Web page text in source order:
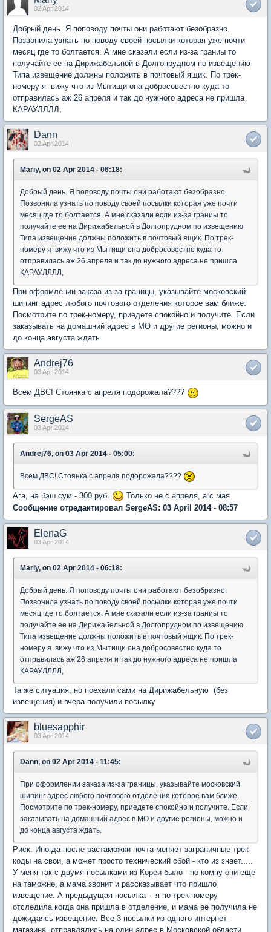
02 Apr 2014
Добрый день. Я поповоду почты они работают безобразно.
Позвонила узнать по поводу своей посылки которая уже почти
месяц где то болтается. А мне сказали если из-за граниы то
получайте ее на Дирижабельной в Долгопрудном по извещению
Типа извещение должны положить в почтовый ящик. По трек-
номеру я вижу что из Мытищи она добросовестно куда то
отправилась аж 26 апреля и так до нужного адреса не пришла
КАРАУЛЛЛЛ,
Dann
02 Apr 2014
Mariy, on 02 Apr 2014 - 06:18:
Добрый день. Я поповоду почты они работают безобразно.
Позвонила узнать по поводу своей посылки которая уже почти
месяц где то болтается. А мне сказали если из-за граниы то
получайте ее на Дирижабельной в Долгопрудном по извещению
Типа извещение должны положить в почтовый ящик. По трек-
номеру я вижу что из Мытищи она добросовестно куда то
отправилась аж 26 апреля и так до нужного адреса не пришла
КАРАУЛЛЛЛ,
При оформлении заказа из-за границы, указывайте московский
шипинг адрес любого почтового отделения которое вам ближе.
Посмотрите по трек-номеру, приедете спокойно и получите. Если
заказывать на домашний адрес в МО и другие регионы, можно и
до конца августа ждать.
Andrej76
03 Apr 2014
Всем ДВС! Стоянка с апреля подорожала????
SergeAS
03 Apr 2014
Andrej76, on 03 Apr 2014 - 05:00:
Всем ДВС! Стоянка с апреля подорожала????
Ага, на бэш сум - 300 руб.
Только не с апреля, а с мая
Сообщение отредактировал SergeAS: 03 April 2014 - 08:57
ElenaG
03 Apr 2014
Mariy, on 02 Apr 2014 - 06:18:
Добрый день. Я поповоду почты они работают безобразно.
Позвонила узнать по поводу своей посылки которая уже почти
месяц где то болтается. А мне сказали если из-за граниы то
получайте ее на Дирижабельной в Долгопрудном по извещению
Типа извещение должны положить в почтовый ящик. По трек-
номеру я вижу что из Мытищи она добросовестно куда то
отправилась аж 26 апреля и так до нужного адреса не пришла
КАРАУЛЛЛЛ,
Та же ситуация, но поехали сами на Дирижабельную (без
извещения) и вчера получили посылку
bluesapphir
03 Apr 2014
Dann, on 02 Apr 2014 - 11:45:
При оформлении заказа из-за границы, указывайте московский
шипинг адрес любого почтового отделения которое вам ближе.
Посмотрите по трек-номеру, приедете спокойно и получите. Если
заказывать на домашний адрес в МО и другие регионы, можно и
до конца августа ждать.
Риск. Иногда после растаможки почта меняет заграничные трек-
коды на свои, а может просто технический сбой - кто из знает.....
У меня так с двумя посылками из Кореи было - по компу они еще
на таможне, а мама звонит и рассказывает что пришло
извещение. А предыдущая посылка - я по трек-номеру
отследила когда она пришла в отделение, и мама ее получила не
дожидаясь извещение. Все 3 посылки из одного интернет-
магазина, отправлялись на один адрес в Московской области.